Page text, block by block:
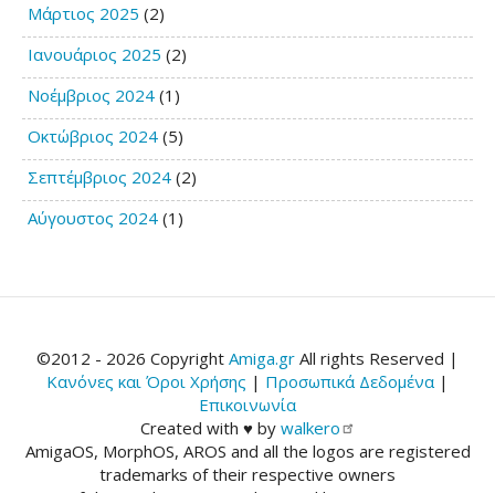
Μάρτιος 2025 (2)
Ιανουάριος 2025 (2)
Νοέμβριος 2024 (1)
Οκτώβριος 2024 (5)
Σεπτέμβριος 2024 (2)
Αύγουστος 2024 (1)
©2012 - 2026 Copyright Amiga.gr All rights Reserved |
Κανόνες και Όροι Χρήσης | Προσωπικά Δεδομένα|
Επικοινωνία
Created with ♥ by walkero
AmigaOS, MorphOS, AROS and all the logos are registered
trademarks of their respective owners